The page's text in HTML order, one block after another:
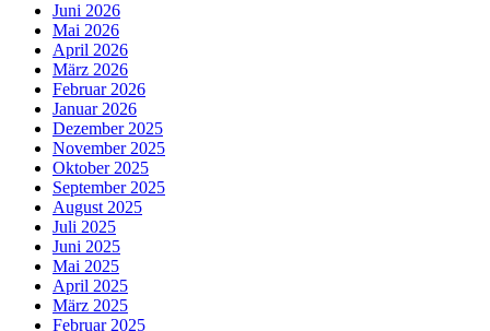
Juni 2026
Mai 2026
April 2026
März 2026
Februar 2026
Januar 2026
Dezember 2025
November 2025
Oktober 2025
September 2025
August 2025
Juli 2025
Juni 2025
Mai 2025
April 2025
März 2025
Februar 2025